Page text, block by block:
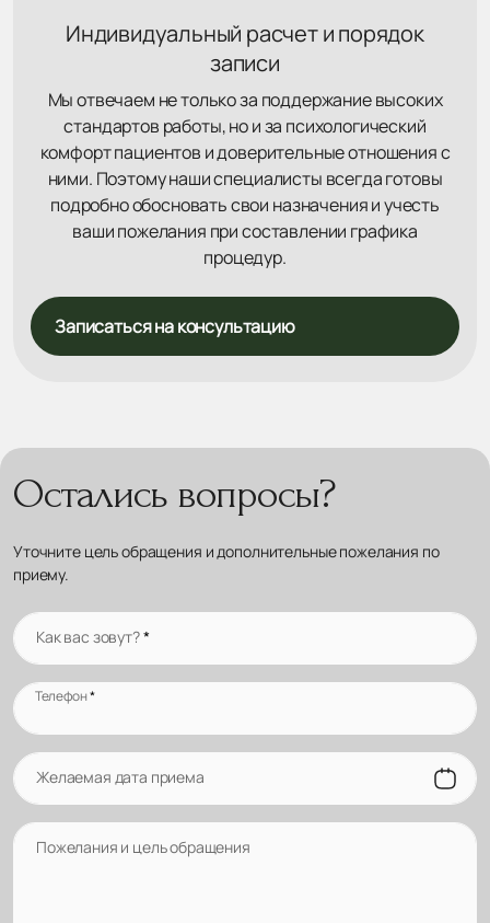
Индивидуальный расчет и порядок
записи
Мы отвечаем не только за поддержание высоких
стандартов работы, но и за психологический
комфорт пациентов и доверительные отношения с
ними. Поэтому наши специалисты всегда готовы
подробно обосновать свои назначения и учесть
ваши пожелания при составлении графика
процедур.
Записаться на консультацию
Остались вопросы?
Уточните цель обращения и дополнительные пожелания по
приему.
Как вас зовут?*
Телефон*
Желаемая дата приема
Пожелания и цель обращения